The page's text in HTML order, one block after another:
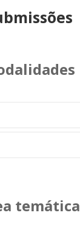
temática